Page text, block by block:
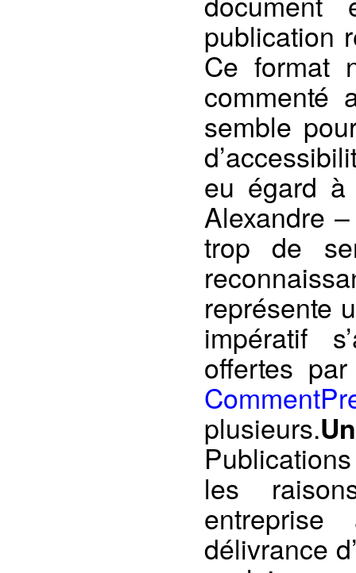
publication
Ce format
commenté
semble
eu égard à
Alexandre
trop de
représente
impératif
offertes
plusieurs.
les
délivrance